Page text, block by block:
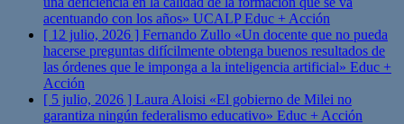
acentuando con los años» UCALPEduc + Acción
[ 12 julio, 2026 ] Fernando Zullo «Un docente que no pueda
hacerse preguntas difícilmente obtenga buenos resultados de
las órdenes que le imponga a la inteligencia artificial» Educ +
Acción
[ 5 julio, 2026 ] Laura Aloisi «El gobierno de Milei no
garantiza ningún federalismo educativo» Educ + Acción